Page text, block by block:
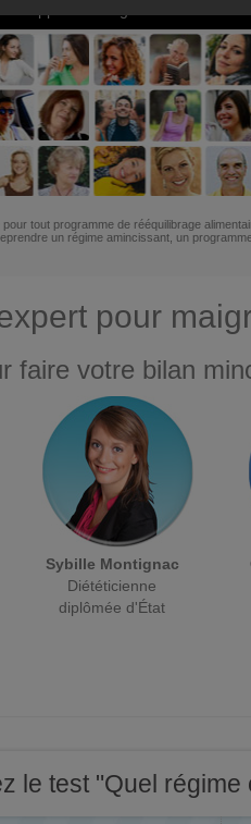
tout programme de rééquilibrage
un régime amincissant, un
pour
faire votre bilan
Sybille Montignac
Diététicienne
diplômée d'État
le test "Quel régime